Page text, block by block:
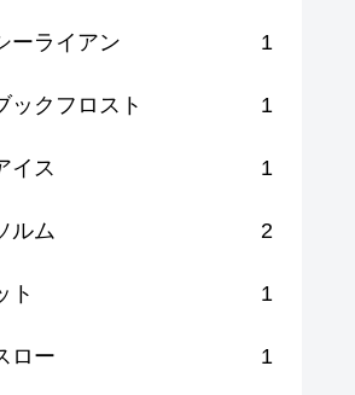
ーライアン 1
ックフロスト 1
イス 1
ルム 2
ト 1
ロー 1